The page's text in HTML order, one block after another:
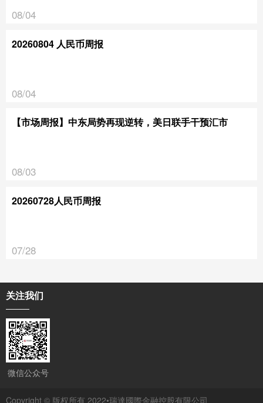
08/04
20260804 人民币周报
08/04
【市场周报】中东局势再现逆转，美日联手干预汇市
08/03
20260728人民币周报
07/28
关注我们
微信公众号
Copyright © 版权所有 2022•瑞達國際金融控股有限公司